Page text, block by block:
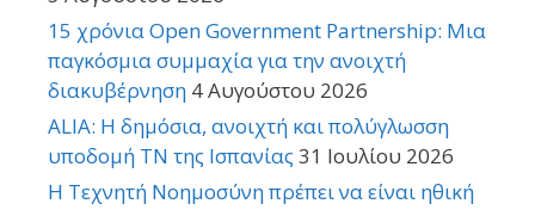
15 χρόνια Open Government Partnership: Μια
παγκόσμια συμμαχία για την ανοιχτή
διακυβέρνηση 4 Αυγούστου 2026
ALIA: Η δημόσια, ανοιχτή και πολύγλωσση
υποδομή ΤΝ της Ισπανίας 31 Ιουλίου 2026
Η Τεχνητή Νοημοσύνη πρέπει να είναι ηθική